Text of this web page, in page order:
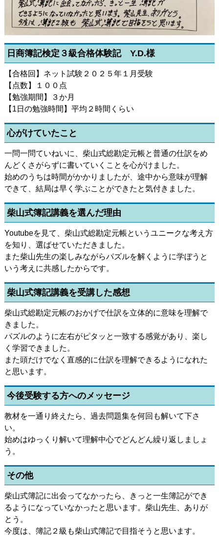
日商簿記検定３級合格体験記 Y.D.様
【合格回】ネット試験２０２５年１月受験
【点数】１００点
【勉強期間】３か月
【1日の勉強時間】平均２時間くらい
心がけていたこと
一問一問ていねいに、柴山式総勘定元帳と普通の仕訳をめ
んどくさがらずに書いていくことを心がけました。
始めのうちは時間がかかりましたが、途中から意味が理解
できて、結局は早く学ぶことができたと気付きました。
柴山式簿記講義を選んだ理由
Youtubeを見て、柴山式総勘定元帳というユニークな考え方
を知り、選ばせていただきました。
また柴山先生の楽しみながらパズルを解くように学ぼうと
いう考えに共感したからです。
柴山式簿記講義を受講した感想
柴山式総勘定元帳のおかげで仕訳を立体的に意味を理解で
きました。
パズルのように左右がピタッと一致する感覚があり、楽し
く学習できました。
また頭だけでなく直感的に仕訳を理解できるようになれた
と思います。
今後受験する方へのメッセージ
教材を一通り終えたら、過去問題集を何回も解いて下さ
い。
始めはゆっくり解いて理解中心でどんどん繰り返しましょ
う。
その他
柴山式簿記に出会ってなかったら、きっと一生簿記ができ
るようになっていなかったと思います。柴山先生、ありが
とう。
今度は、簿記２級も柴山式簿記で目指そうと思います。